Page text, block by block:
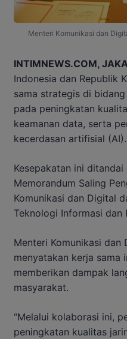
Menteri Komunikasi dan
INTIMNEWS.COM,
Indonesia dan Republik
sama strategis di
pada peningkatan
keamanan data, serta
kecerdasan artifisial (AI).
Kesepakatan ini
Memorandum Saling
Komunikasi dan Digital
Teknologi Informasi dan
Menteri Komunikasi
menyatakan kerja sama
memberikan dampak
masyarakat.
“Melalui kolaborasi ini,
peningkatan kualitas